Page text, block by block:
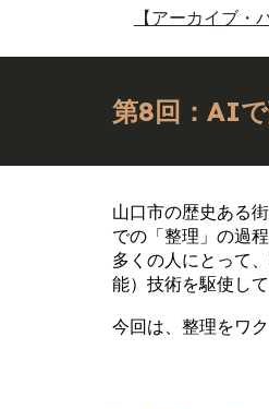
【アーカイブ・
第8回：AIで
山口市の歴史ある
での「整理」の過
多くの人にとって
能）技術を駆使し
今回は、整理をワ